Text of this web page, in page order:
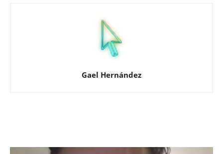
Gael Hernández